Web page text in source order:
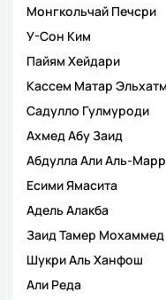
Монгкольчай Печсри
У-Сон Ким
Пайям Хейдари
Кассем Матар
Садулло Гулмуроди
Ахмед Абу Заид
Абдулла Али Аль-
Есими Ямасита
Адель Алакба
Заид Тамер Мохаммед
Шукри Аль Ханфош
Али Реда